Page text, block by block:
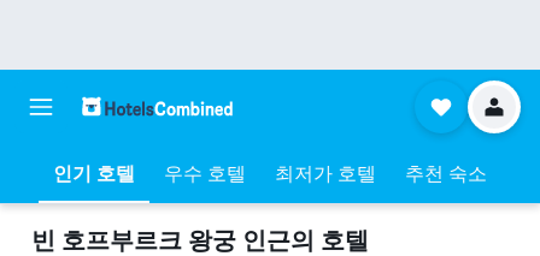
인기 호텔 우수 호텔 최저가 호텔 추천 숙소
빈 호프부르크 왕궁 ​인근의 호텔